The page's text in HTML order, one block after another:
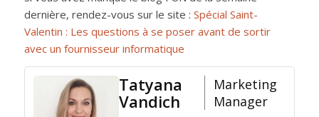
dernière, rendez-vous sur le site : Spécial Saint-
Valentin : Les questions à se poser avant de sortir
avec un fournisseur informatique
Tatyana
Vandich
Marketing
Manager